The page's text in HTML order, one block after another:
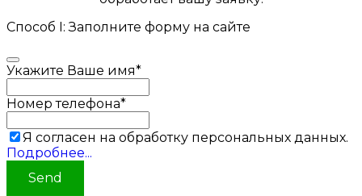
Способ I: Заполните форму на сайте
Укажите Ваше имя*
Номер телефона*
Я согласен на обработку персональных данных.
Подробнее...
Send